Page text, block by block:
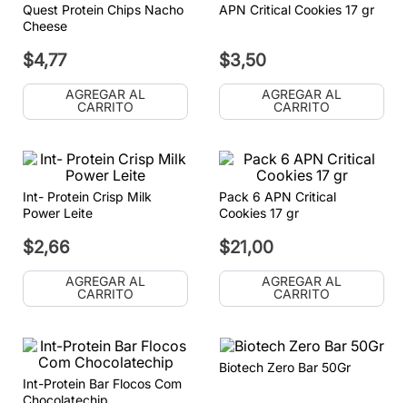
Quest Protein Chips Nacho
Cheese
$4,77
AGREGAR AL
CARRITO
APN Critical Cookies 17 gr
$3,50
AGREGAR AL
CARRITO
Int- Protein Crisp Milk
Power Leite
$2,66
AGREGAR AL
CARRITO
Pack 6 APN Critical
Cookies 17 gr
$21,00
AGREGAR AL
CARRITO
Int-Protein Bar Flocos Com
Chocolatechip
Biotech Zero Bar 50Gr